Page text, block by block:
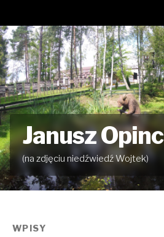
Janusz Opinc
(na zdjęciu niedźwiedź Wojtek)
WPISY